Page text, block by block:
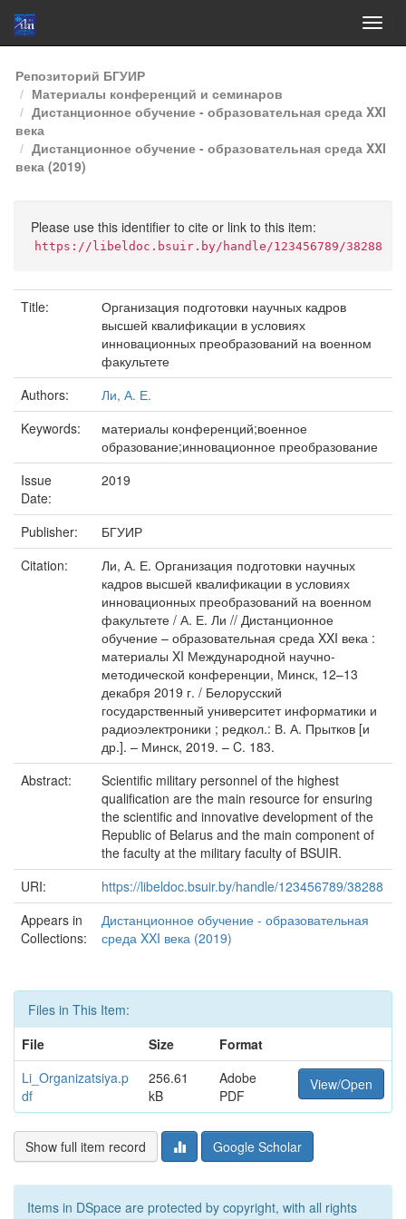
Skip
navigation
Репозиторий БГУИР
Материалы конференций и семинаров
Дистанционное обучение - образовательная среда XXI
века
Дистанционное обучение - образовательная среда XXI
века (2019)
Please use this identifier to cite or link to this item:
https://libeldoc.bsuir.by/handle/123456789/38288
Title:
Организация подготовки научных кадров
высшей квалификации в условиях
инновационных преобразований на военном
факультете
Authors:
Ли, А. Е.
Keywords:
материалы конференций;военное
образование;инновационное преобразование
Issue
Date:
2019
Publisher:
БГУИР
Citation:
Ли, А. Е. Организация подготовки научных
кадров высшей квалификации в условиях
инновационных преобразований на военном
факультете / А. Е. Ли // Дистанционное
обучение – образовательная среда XXI века :
материалы XI Международной научно-
методической конференции, Минск, 12–13
декабря 2019 г. / Белорусский
государственный университет информатики и
радиоэлектроники ; редкол.: В. А. Прытков [и
др.]. – Минск, 2019. – C. 183.
Abstract:
Scientific military personnel of the highest
qualification are the main resource for ensuring
the scientific and innovative development of the
Republic of Belarus and the main component of
the faculty at the military faculty of BSUIR.
URI:
https://libeldoc.bsuir.by/handle/123456789/38288
Appears in
Collections:
Дистанционное обучение - образовательная
среда XXI века (2019)
Files in This Item:
File
Size
Format
Li_Organizatsiya.p
df
256.61
kB
Adobe
PDF
View/Open
Show full item record Google Scholar
Items in DSpace are protected by copyright, with all rights